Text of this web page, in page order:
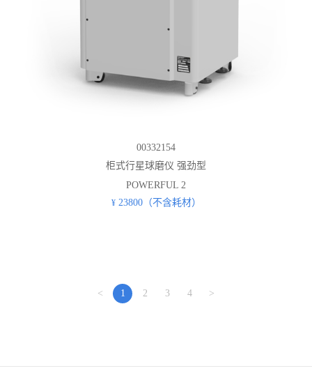
00332154
柜式行星球磨仪 强劲型
POWERFUL 2
¥ 23800（不含耗材）
< 1 2 3 4 >